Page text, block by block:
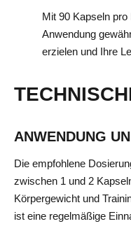
Mit 90 Kapseln
Anwendung
erzielen und Ihre
ANWENDUNG
Die empfohlene
zwischen 1 und 2
Körpergewicht und
ist eine regelmäßige